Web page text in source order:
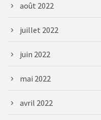
août 2022
juillet 2022
juin 2022
mai 2022
avril 2022